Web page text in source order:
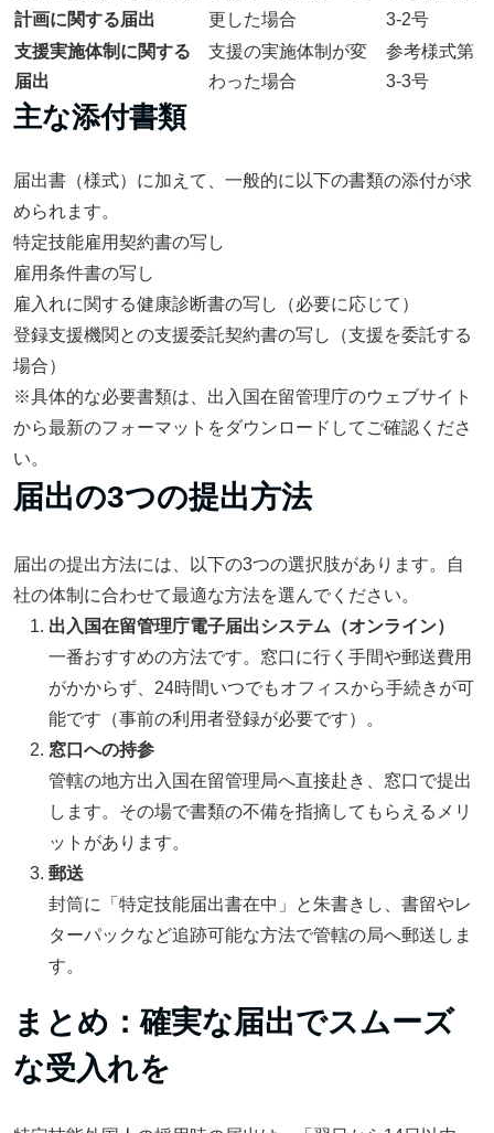
計画に関する届出
更した場合
3-2号
支援実施体制に関する
届出
支援の実施体制が変
わった場合
参考様式第
3-3号
主な添付書類
届出書（様式）に加えて、一般的に以下の書類の添付が求
められます。
特定技能雇用契約書の写し
雇用条件書の写し
雇入れに関する健康診断書の写し（必要に応じて）
登録支援機関との支援委託契約書の写し（支援を委託する
場合）
※具体的な必要書類は、出入国在留管理庁のウェブサイト
から最新のフォーマットをダウンロードしてご確認くださ
い。
届出の3つの提出方法
届出の提出方法には、以下の3つの選択肢があります。自
社の体制に合わせて最適な方法を選んでください。
出入国在留管理庁電子届出システム（オンライン）
一番おすすめの方法です。窓口に行く手間や郵送費用
がかからず、24時間いつでもオフィスから手続きが可
能です（事前の利用者登録が必要です）。
窓口への持参
管轄の地方出入国在留管理局へ直接赴き、窓口で提出
します。その場で書類の不備を指摘してもらえるメリ
ットがあります。
郵送
封筒に「特定技能届出書在中」と朱書きし、書留やレ
ターパックなど追跡可能な方法で管轄の局へ郵送しま
す。
まとめ：確実な届出でスムーズ
な受入れを